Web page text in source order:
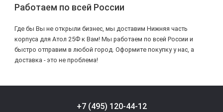
Работаем по всей России
Где бы Вы не открыли бизнес, мы доставим Нижняя часть
корпуса для Атол 25Ф к Вам! Мы работаем по всей России и
быстро отправим в любой город. Оформите покупку у нас, а
доставка - это не проблема!
+7 (495) 120-44-12